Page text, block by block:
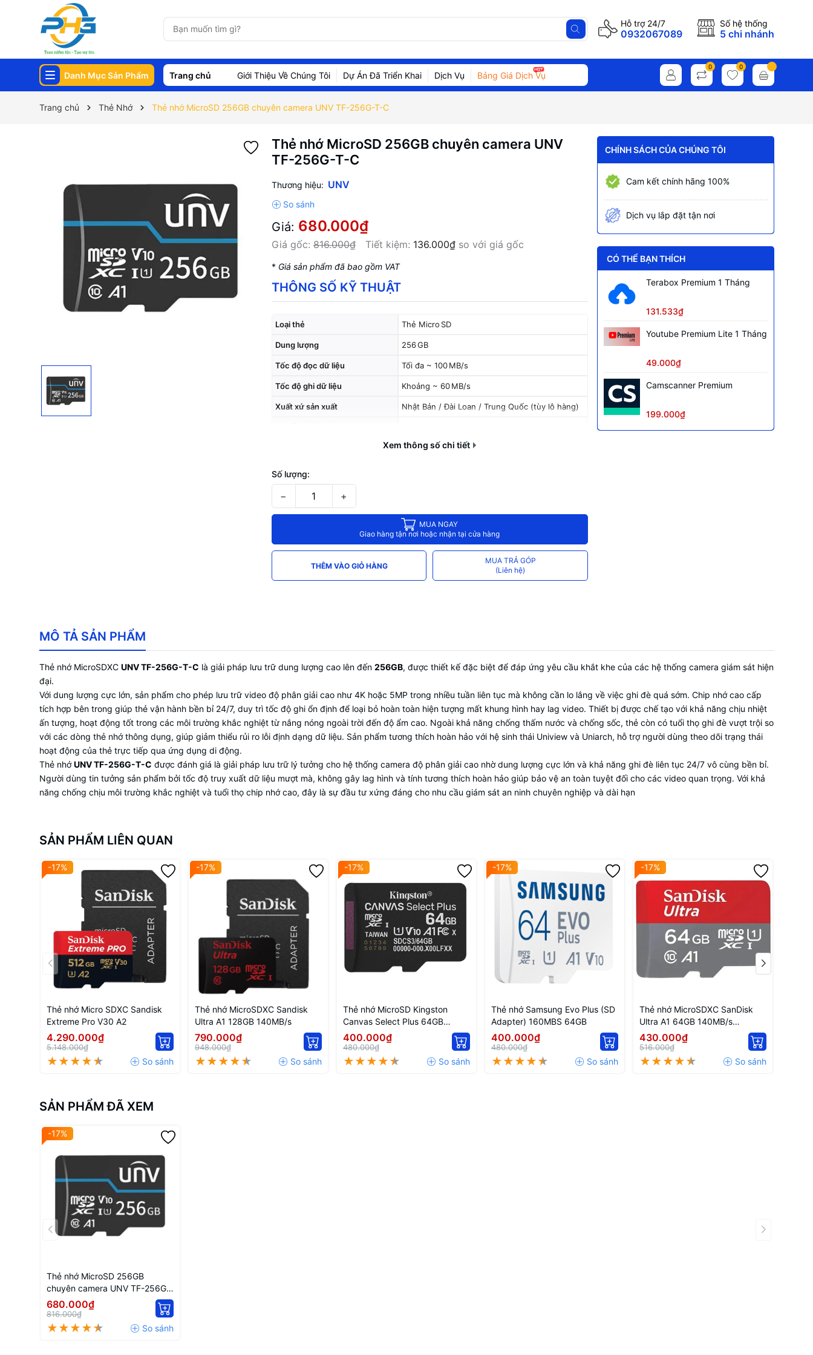
Hỗ trợ 24/7
0932067089
Số hệ thống
5 chi nhánh
Danh Mục Sản Phẩm Trang chủ Giới Thiệu Về Chúng Tôi Dự Án Đã Triển Khai Dịch Vụ Bảng Giá Dịch Vụ
0 0
Trang chủ Thẻ Nhớ Thẻ nhớ MicroSD 256GB chuyên camera UNV TF-256G-T-C
Thẻ nhớ MicroSD 256GB chuyên camera UNV
TF-256G-T-C
Thương hiệu: UNV
Giá: 680.000₫
Giá gốc: 816.000₫ Tiết kiệm: 136.000₫so với giá gốc
* Giá sản phẩm đã bao gồm VAT
THÔNG SỐ KỸ THUẬT
Loại thẻ Thẻ Micro SD
Dung lượng 256 GB
Tốc độ đọc dữ liệu Tối đa ~ 100 MB/s
Tốc độ ghi dữ liệu Khoảng ~ 60 MB/s
Xuất xứ sản xuất Nhật Bản / Đài Loan / Trung Quốc (tùy lô hàng)
Chuẩn thẻ nhớ
Xem thông số chi tiết
Số lượng:
− +
MUA NGAY
Giao hàng tận nơi hoặc nhận tại cửa hàng
THÊM VÀO GIỎ HÀNG
MUA TRẢ GÓP
(Liên hệ)
CHÍNH SÁCH CỦA CHÚNG TÔI
Cam kết chính hãng 100%
Dịch vụ lắp đặt tận nơi
CÓ THỂ BẠN THÍCH
Terabox Premium 1 Tháng
131.533₫
Youtube Premium Lite 1 Tháng
49.000₫
Camscanner Premium
199.000₫
MÔ TẢ SẢN PHẨM
Thẻ nhớ MicroSDXC UNV TF-256G-T-C là giải pháp lưu trữ dung lượng cao lên đến 256GB, được thiết kế đặc biệt để đáp ứng yêu cầu khắt khe của các hệ thống camera giám sát hiện
đại.
Với dung lượng cực lớn, sản phẩm cho phép lưu trữ video độ phân giải cao như 4K hoặc 5MP trong nhiều tuần liên tục mà không cần lo lắng về việc ghi đè quá sớm. Chip nhớ cao cấp
tích hợp bên trong giúp thẻ vận hành bền bỉ 24/7, duy trì tốc độ ghi ổn định để loại bỏ hoàn toàn hiện tượng mất khung hình hay lag video. Thiết bị được chế tạo với khả năng chịu nhiệt
ấn tượng, hoạt động tốt trong các môi trường khắc nghiệt từ nắng nóng ngoài trời đến độ ẩm cao. Ngoài khả năng chống thấm nước và chống sốc, thẻ còn có tuổi thọ ghi đè vượt trội so
với các dòng thẻ nhớ thông dụng, giúp giảm thiểu rủi ro lỗi định dạng dữ liệu. Sản phẩm tương thích hoàn hảo với hệ sinh thái Uniview và Uniarch, hỗ trợ người dùng theo dõi trạng thái
hoạt động của thẻ trực tiếp qua ứng dụng di động.
Thẻ nhớUNV TF-256G-T-C được đánh giá là giải pháp lưu trữ lý tưởng cho hệ thống camera độ phân giải cao nhờ dung lượng cực lớn và khả năng ghi đè liên tục 24/7 vô cùng bền bỉ.
Người dùng tin tưởng sản phẩm bởi tốc độ truy xuất dữ liệu mượt mà, không gây lag hình và tính tương thích hoàn hảo giúp bảo vệ an toàn tuyệt đối cho các video quan trọng. Với khả
năng chống chịu môi trường khắc nghiệt và tuổi thọ chip nhớ cao, đây là sự đầu tư xứng đáng cho nhu cầu giám sát an ninh chuyên nghiệp và dài hạn
SẢN PHẨM LIÊN QUAN
-17%
Thẻ nhớ Micro SDXC Sandisk
Extreme Pro V30 A2
4.290.000₫
5.148.000₫
-17%
Thẻ nhớ MicroSDXC Sandisk
Ultra A1 128GB 140MB/s
790.000₫
948.000₫
-17%
Thẻ nhớ MicroSD Kingston
Canvas Select Plus 64GB
SDCS3/64GBSP
400.000₫
480.000₫
-17%
Thẻ nhớ Samsung Evo Plus (SD
Adapter) 160MBS 64GB
400.000₫
480.000₫
-17%
Thẻ nhớ MicroSDXC SanDisk
Ultra A1 64GB 140MB/s
SDSQUAB-064G-GN6MN
430.000₫
516.000₫
SẢN PHẨM ĐÃ XEM
-17%
Thẻ nhớ MicroSD 256GB
chuyên camera UNV TF-256G-
T-C
680.000₫
816.000₫